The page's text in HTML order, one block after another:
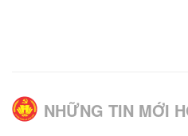
NHỮNG TIN MỚI